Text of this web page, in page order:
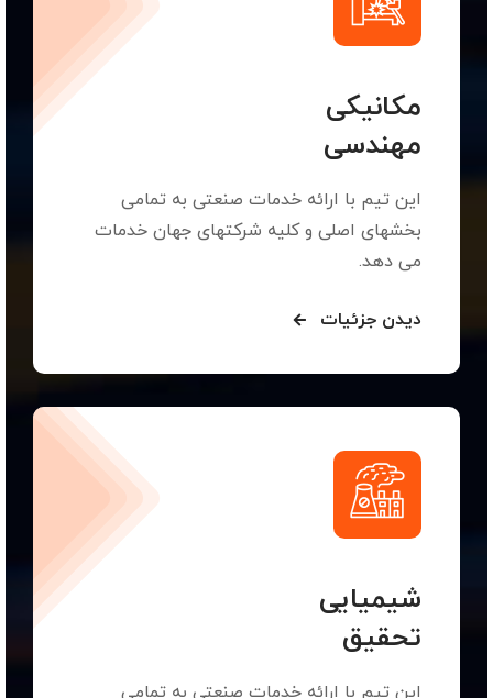
مکانیکی
مهندسی
این تیم با ارائه خدمات صنعتی به تمامی
بخشهای اصلی و کلیه شرکتهای جهان خدمات
می دهد.
دیدن جزئیات
شیمیایی
تحقیق
این تیم با ارائه خدمات صنعتی به تمامی